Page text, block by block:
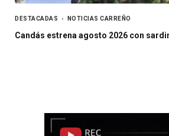
DESTACADAS NOTICIAS CARREÑO
Candás estrena agosto 2026 con